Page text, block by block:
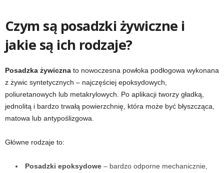
Czym są posadzki żywiczne i
jakie są ich rodzaje?
Posadzka żywiczna to nowoczesna powłoka podłogowa wykonana
z żywic syntetycznych – najczęściej epoksydowych,
poliuretanowych lub metakrylowych. Po aplikacji tworzy gładką,
jednolitą i bardzo trwałą powierzchnię, która może być błyszcząca,
matowa lub antypoślizgowa.
Główne rodzaje to:
Posadzki epoksydowe – bardzo odporne mechanicznie,